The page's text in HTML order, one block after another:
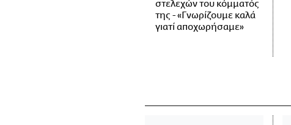
στελεχών του κόμματός
της - «Γνωρίζουμε καλά
γιατί αποχωρήσαμε»